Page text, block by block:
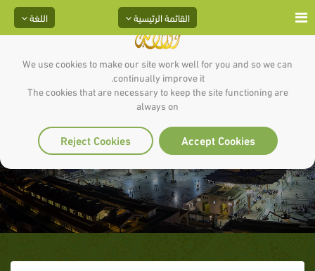
We use cookies to make our site work well for you and so we can
continually improve it.
The cookies that are necessary to keep the site functioning are
always on
Accept Cookies
Reject Cookies
اللغة القائمة الرئيسية
الشريط الخامس